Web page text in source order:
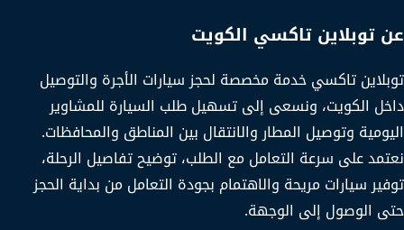
عن توبلاين تاكسي الكويت
توبلاين تاكسي خدمة مخصصة لحجز سيارات الأجرة والتوصيل
داخل الكويت، ونسعى إلى تسهيل طلب السيارة للمشاوير
اليومية وتوصيل المطار والانتقال بين المناطق والمحافظات.
نعتمد على سرعة التعامل مع الطلب، توضيح تفاصيل الرحلة،
توفير سيارات مريحة والاهتمام بجودة التعامل من بداية الحجز
حتى الوصول إلى الوجهة.